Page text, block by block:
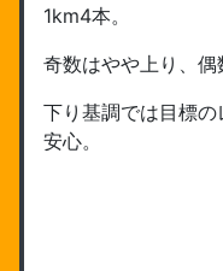
1km4本。
奇数はやや上り、偶
下り基調では目標
安心。